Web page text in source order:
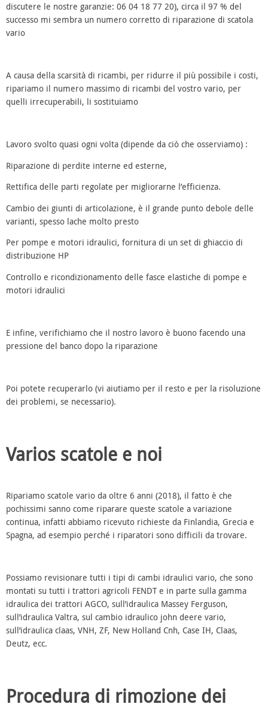
discutere le nostre garanzie: 06 04 18 77 20), circa il 97 % del
successo mi sembra un numero corretto di riparazione di scatola
vario
A causa della scarsità di ricambi, per ridurre il più possibile i costi,
ripariamo il numero massimo di ricambi del vostro vario, per
quelli irrecuperabili, li sostituiamo
Lavoro svolto quasi ogni volta (dipende da ciò che osserviamo) :
Riparazione di perdite interne ed esterne,
Rettifica delle parti regolate per migliorarne l’efficienza.
Cambio dei giunti di articolazione, è il grande punto debole delle
varianti, spesso lache molto presto
Per pompe e motori idraulici, fornitura di un set di ghiaccio di
distribuzione HP
Controllo e ricondizionamento delle fasce elastiche di pompe e
motori idraulici
E infine, verifichiamo che il nostro lavoro è buono facendo una
pressione del banco dopo la riparazione
Poi potete recuperarlo (vi aiutiamo per il resto e per la risoluzione
dei problemi, se necessario).
Varios scatole e noi
Ripariamo scatole vario da oltre 6 anni (2018), il fatto è che
pochissimi sanno come riparare queste scatole a variazione
continua, infatti abbiamo ricevuto richieste da Finlandia, Grecia e
Spagna, ad esempio perché i riparatori sono difficili da trovare.
Possiamo revisionare tutti i tipi di cambi idraulici vario, che sono
montati su tutti i trattori agricoli FENDT e in parte sulla gamma
idraulica dei trattori AGCO, sull’idraulica Massey Ferguson,
sull’idraulica Valtra, sul cambio idraulico john deere vario,
sull’idraulica claas, VNH, ZF, New Holland Cnh, Case IH, Claas,
Deutz, ecc.
Procedura di rimozione dei